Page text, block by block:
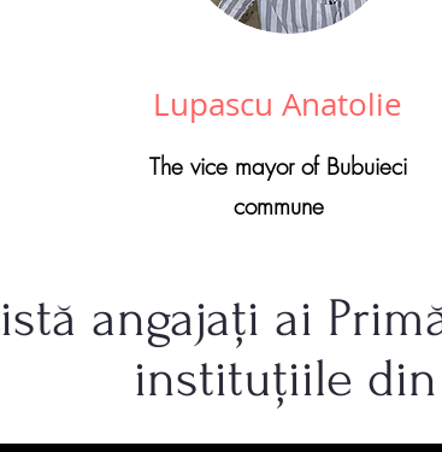
Lupascu Anatolie
The vice mayor of Bubuieci
commune
angajați ai
instituțiile